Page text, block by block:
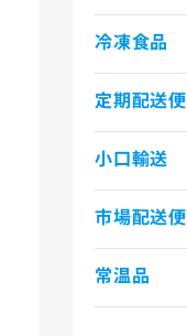
冷凍食品
定期配送便
小口輸送
市場配送便
常温品